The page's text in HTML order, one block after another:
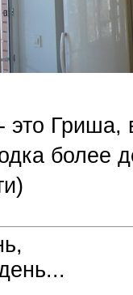
Гриша,
более